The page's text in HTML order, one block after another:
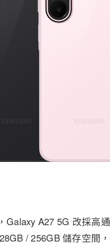
Galaxy A27 5G 改採高
/ 256GB 儲存空間